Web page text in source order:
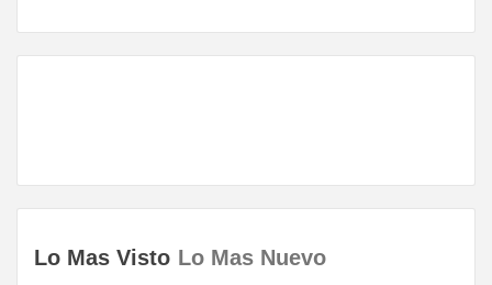
Lo Mas Visto Lo Mas Nuevo